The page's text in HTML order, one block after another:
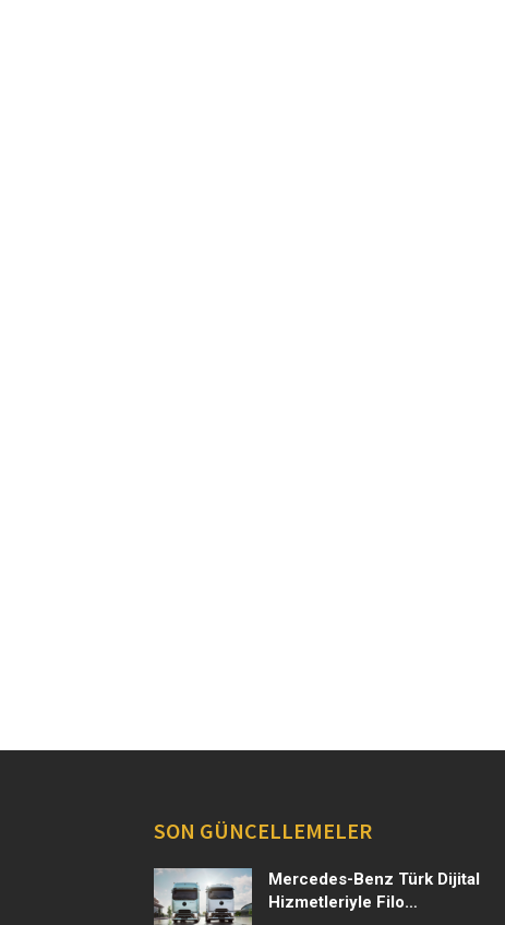
SON GÜNCELLEMELER
Mercedes-Benz Türk Dijital
Hizmetleriyle Filo